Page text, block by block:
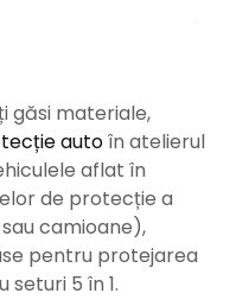
găsi materiale,
autoîn atelierul
aflat în
de protecție a
camioane),
pentru protejarea
seturi 5 în 1.